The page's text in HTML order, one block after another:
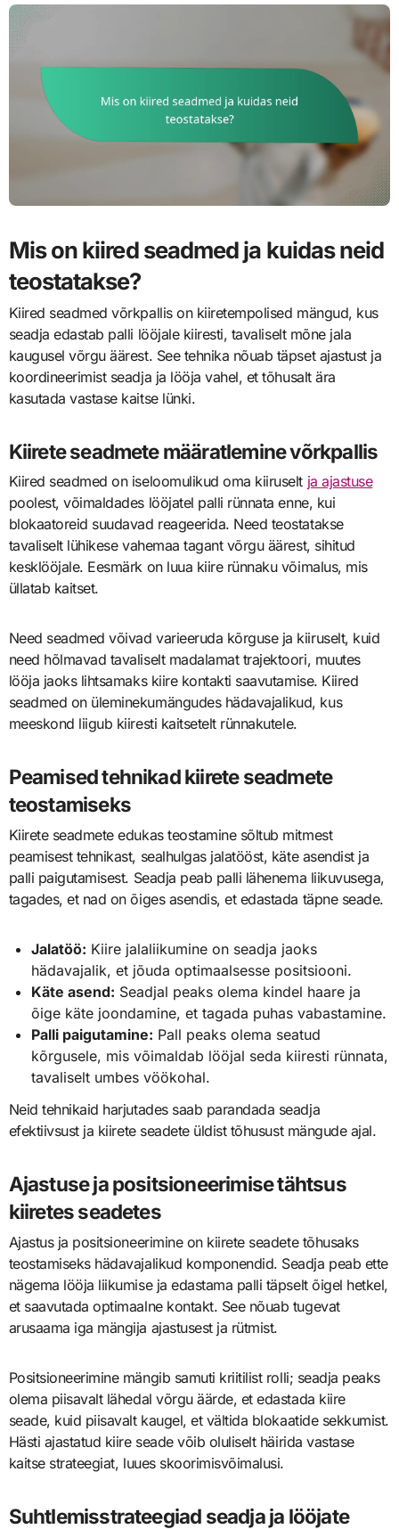
Mis on kiired seadmed ja kuidas neid
teostatakse?
Kiired seadmed võrkpallis on kiiretempolised mängud, kus
seadja edastab palli lööjale kiiresti, tavaliselt mõne jala
kaugusel võrgu äärest. See tehnika nõuab täpset ajastust ja
koordineerimist seadja ja lööja vahel, et tõhusalt ära
kasutada vastase kaitse lünki.
Kiirete seadmete määratlemine võrkpallis
Kiired seadmed on iseloomulikud oma kiiruselt ja ajastuse
poolest, võimaldades lööjatel palli rünnata enne, kui
blokaatoreid suudavad reageerida. Need teostatakse
tavaliselt lühikese vahemaa tagant võrgu äärest, sihitud
kesklööjale. Eesmärk on luua kiire rünnaku võimalus, mis
üllatab kaitset.
Need seadmed võivad varieeruda kõrguse ja kiiruselt, kuid
need hõlmavad tavaliselt madalamat trajektoori, muutes
lööja jaoks lihtsamaks kiire kontakti saavutamise. Kiired
seadmed on üleminekumängudes hädavajalikud, kus
meeskond liigub kiiresti kaitsetelt rünnakutele.
Peamised tehnikad kiirete seadmete
teostamiseks
Kiirete seadmete edukas teostamine sõltub mitmest
peamisest tehnikast, sealhulgas jalatööst, käte asendist ja
palli paigutamisest. Seadja peab palli lähenema liikuvusega,
tagades, et nad on õiges asendis, et edastada täpne seade.
Jalatöö: Kiire jalaliikumine on seadja jaoks
hädavajalik, et jõuda optimaalsesse positsiooni.
Käte asend: Seadjal peaks olema kindel haare ja
õige käte joondamine, et tagada puhas vabastamine.
Palli paigutamine: Pall peaks olema seatud
kõrgusele, mis võimaldab lööjal seda kiiresti rünnata,
tavaliselt umbes vöökohal.
Neid tehnikaid harjutades saab parandada seadja
efektiivsust ja kiirete seadete üldist tõhusust mängude ajal.
Ajastuse ja positsioneerimise tähtsus
kiiretes seadetes
Ajastus ja positsioneerimine on kiirete seadete tõhusaks
teostamiseks hädavajalikud komponendid. Seadja peab ette
nägema lööja liikumise ja edastama palli täpselt õigel hetkel,
et saavutada optimaalne kontakt. See nõuab tugevat
arusaama iga mängija ajastusest ja rütmist.
Positsioneerimine mängib samuti kriitilist rolli; seadja peaks
olema piisavalt lähedal võrgu äärde, et edastada kiire
seade, kuid piisavalt kaugel, et vältida blokaatide sekkumist.
Hästi ajastatud kiire seade võib oluliselt häirida vastase
kaitse strateegiat, luues skoorimisvõimalusi.
Suhtlemisstrateegiad seadja ja lööjate